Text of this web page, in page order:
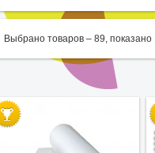
Выбрано товаров – 89, показано